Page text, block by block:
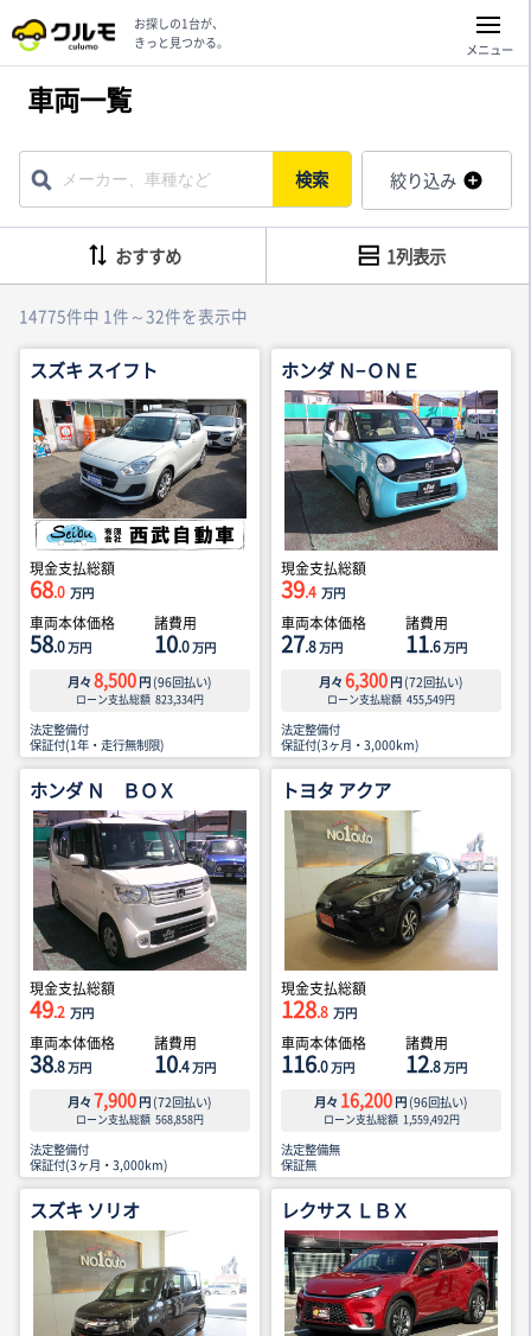
お探しの1台が、
きっと見つかる。
メニュー
車両一覧
検索 絞り込み
14775件中 1件～32件を表示中
おすすめ 1列表示
スズキ スイフト
現金支払総額
68.0 万円
車両本体価格
58.0万円
諸費用
10.0万円
月々 8,500 円 (96回払い)
ローン支払総額 823,334円
法定整備付
保証付(1年・走行無制限)
ホンダ Ｎ−ＯＮＥ
現金支払総額
39.4 万円
車両本体価格
27.8万円
諸費用
11.6万円
月々 6,300 円 (72回払い)
ローン支払総額 455,549円
法定整備付
保証付(3ヶ月・3,000km)
ホンダ Ｎ ＢＯＸ
現金支払総額
49.2 万円
車両本体価格
38.8万円
諸費用
10.4万円
月々 7,900 円 (72回払い)
ローン支払総額 568,858円
法定整備付
保証付(3ヶ月・3,000km)
トヨタ アクア
現金支払総額
128.8 万円
車両本体価格
116.0万円
諸費用
12.8万円
月々 16,200 円 (96回払い)
ローン支払総額 1,559,492円
法定整備無
保証無
スズキ ソリオ レクサス ＬＢＸ